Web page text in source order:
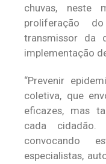
chuvas, neste
proliferação
transmissor da
implementação
“Prevenir
coletiva, que
eficazes, mas
cada
convocando
especialistas,